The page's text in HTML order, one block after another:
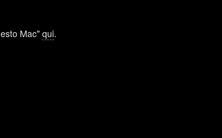
nel menu "Impostazioni"
Mac"qui.